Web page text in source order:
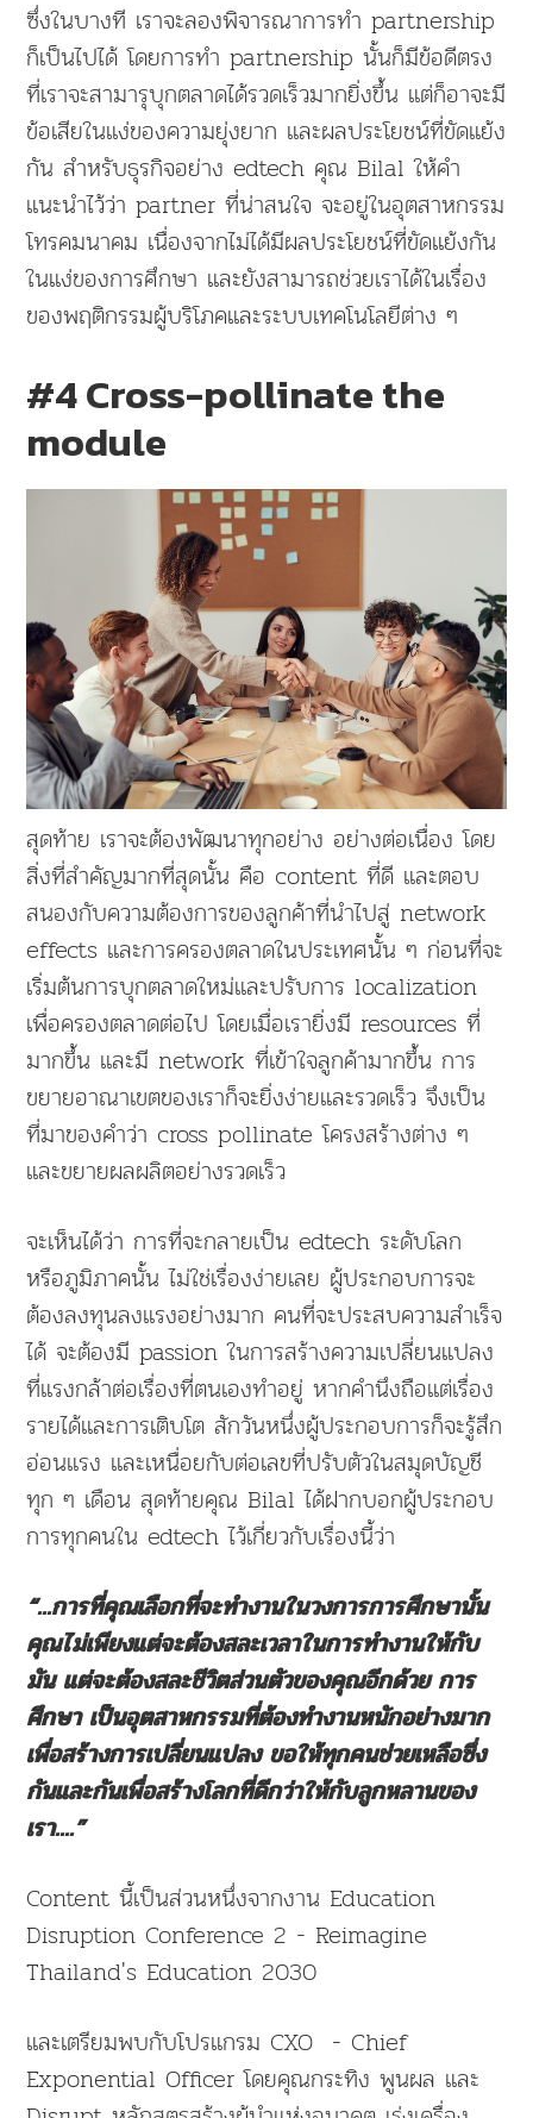
ซึ่งในบางที เราจะลองพิจารณาการทำ partnership
ก็เป็นไปได้ โดยการทำ partnership นั้นก็มีข้อดีตรง
ที่เราจะสามารุบุกตลาดได้รวดเร็วมากยิ่งขึ้น แต่ก็อาจะมี
ข้อเสียในแง่ของความยุ่งยาก และผลประโยชน์ที่ขัดแย้ง
กัน สำหรับธุรกิจอย่าง edtech คุณ Bilal ให้คำ
แนะนำไว้ว่า partner ที่น่าสนใจ จะอยู่ในอุตสาหกรรม
โทรคมนาคม เนื่องจากไม่ได้มีผลประโยชน์ที่ขัดแย้งกัน
ในแง่ของการศึกษา และยังสามารถช่วยเราได้ในเรื่อง
ของพฤติกรรมผู้บริโภคและระบบเทคโนโลยีต่าง ๆ
#4 Cross-pollinate the
module
สุดท้าย เราจะต้องพัฒนาทุกอย่าง อย่างต่อเนื่อง โดย
สิ่งที่สำคัญมากที่สุดนั้น คือ content ที่ดี และตอบ
สนองกับความต้องการของลูกค้าที่นำไปสู่ network
effects และการครองตลาดในประเทศนั้น ๆ ก่อนที่จะ
เริ่มต้นการบุกตลาดใหม่และปรับการ localization
เพื่อครองตลาดต่อไป โดยเมื่อเรายิ่งมี resources ที่
มากขึ้น และมี network ที่เข้าใจลูกค้ามากขึ้น การ
ขยายอาณาเขตของเราก็จะยิ่งง่ายและรวดเร็ว จึงเป็น
ที่มาของคำว่า cross pollinate โครงสร้างต่าง ๆ
และขยายผลผลิตอย่างรวดเร็ว
จะเห็นได้ว่า การที่จะกลายเป็น edtech ระดับโลก
หรือภูมิภาคนั้น ไม่ใช่เรื่องง่ายเลย ผู้ประกอบการจะ
ต้องลงทุนลงแรงอย่างมาก คนที่จะประสบความสำเร็จ
ได้ จะต้องมี passion ในการสร้างความเปลี่ยนแปลง
ที่แรงกล้าต่อเรื่องที่ตนเองทำอยู่ หากคำนึงถือแต่เรื่อง
รายได้และการเติบโต สักวันหนึ่งผู้ประกอบการก็จะรู้สึก
อ่อนแรง และเหนื่อยกับต่อเลขที่ปรับตัวในสมุดบัญชี
ทุก ๆ เดือน สุดท้ายคุณ Bilal ได้ฝากบอกผู้ประกอบ
การทุกคนใน edtech ไว้เกี่ยวกับเรื่องนี้ว่า
“...การที่คุณเลือกที่จะทำงานในวงการการศึกษานั้น
คุณไม่เพียงแต่จะต้องสละเวลาในการทำงานให้กับ
มัน แต่จะต้องสละชีวิตส่วนตัวของคุณอีกด้วย การ
ศึกษา เป็นอุตสาหกรรมที่ต้องทำงานหนักอย่างมาก
เพื่อสร้างการเปลี่ยนแปลง ขอให้ทุกคนช่วยเหลือซึ่ง
กันและกันเพื่อสร้างโลกที่ดีกว่าให้กับลูกหลานของ
เรา....”
Content นี้เป็นส่วนหนึ่งจากงาน Education
Disruption Conference 2 - Reimagine
Thailand's Education 2030
และเตรียมพบกับโปรแกรม CXO - Chief
Exponential Officer โดยคุณกระทิง พูนผล และ